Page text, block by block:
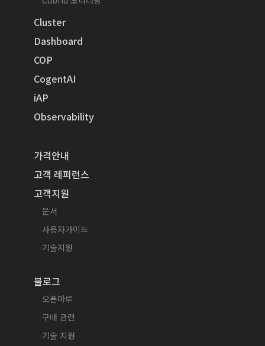
Cluster
Dashboard
COP
CogentAI
iAP
Observability
가격안내
고객 레퍼런스
고객지원
문서
사용자가이드
기술지원
블로그
오픈마루
구매 관련
기술 지원